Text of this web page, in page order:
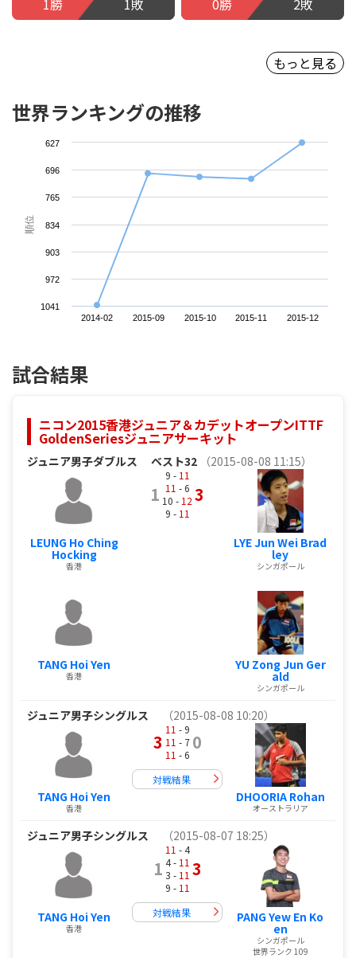
もっと見る
世界ランキングの推移
順位
2014-02 2015-09 2015-10 2015-11 2015-12
627
696
765
834
903
972
1041
試合結果
ニコン2015香港ジュニア＆カデットオープンITTF
GoldenSeriesジュニアサーキット
ジュニア男子ダブルス ベスト32 （2015-08-08 11:15）
LEUNG Ho Ching
Hocking
香港
TANG Hoi Yen
香港
1
9 - 11
11 - 6
10 - 12
9 - 11
3
LYE Jun Wei Brad
ley
シンガポール
YU Zong Jun Ger
ald
シンガポール
ジュニア男子シングルス （2015-08-08 10:20）
TANG Hoi Yen
香港
3
11 - 9
11 - 7
11 - 6
0
対戦結果
DHOORIA Rohan
オーストラリア
ジュニア男子シングルス （2015-08-07 18:25）
TANG Hoi Yen
香港
1
11 - 4
4 - 11
3 - 11
9 - 11
3
対戦結果 PANG Yew En Ko
en
シンガポール
世界ランク 109